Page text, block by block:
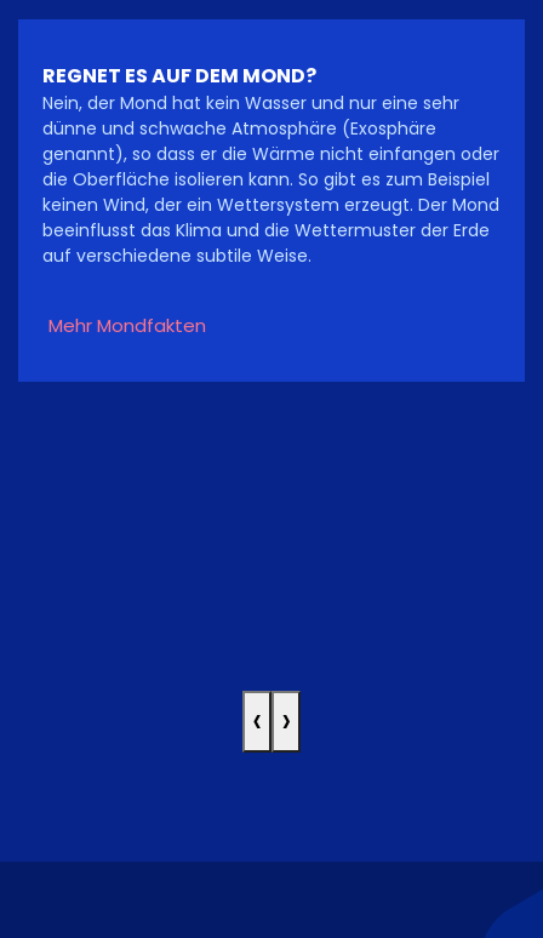
REGNET ES AUF DEM MOND?
Nein, der Mond hat kein Wasser und nur eine sehr
dünne und schwache Atmosphäre (Exosphäre
genannt), so dass er die Wärme nicht einfangen oder
die Oberfläche isolieren kann. So gibt es zum Beispiel
keinen Wind, der ein Wettersystem erzeugt. Der Mond
beeinflusst das Klima und die Wettermuster der Erde
auf verschiedene subtile Weise.
Mehr Mondfakten
‹ ›